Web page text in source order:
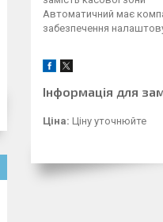
Автоматичний має
забезпечення
Інформація для
Ціна: Ціну уточнюйте